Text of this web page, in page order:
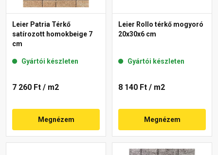
Leier Patria Térkő
satírozott homokbeige 7
cm
Gyártói készleten
7 260 Ft / m2
Megnézem
Leier Rollo térkő mogyoró
20x30x6 cm
Gyártói készleten
8 140 Ft / m2
Megnézem